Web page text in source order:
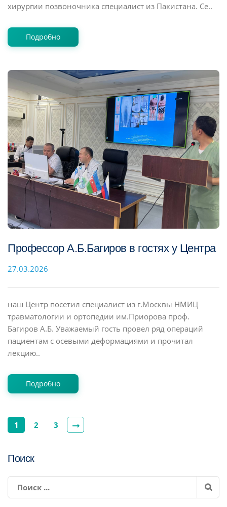
Поиск
хирургии позвоночника специалист из Пакистана. Се..
Подробно
Профессор А.Б.Багиров в гостях у Центра
27.03.2026
наш Центр посетил специалист из г.Москвы НМИЦ
травматологии и ортопедии им.Приорова проф.
Багиров А.Б. Уважаемый гость провел ряд операций
пациентам с осевыми деформациями и прочитал
лекцию..
Подробно
1 2 3